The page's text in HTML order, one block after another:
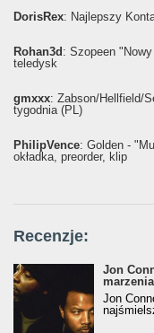
DorisRex: Najlepszy
Rohan3d : Szopeen
teledysk
gmxxx: Żabson/Hellfield/
tygodnia (PL)
PhilipVence: Golden -
okładka, preorder, klip
Recenzje:
Jon
marzenia
Jon